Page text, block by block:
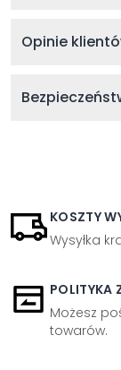
Opinie
KOSZTY
Wysyłka
POLITYKA
Możesz
towarów.